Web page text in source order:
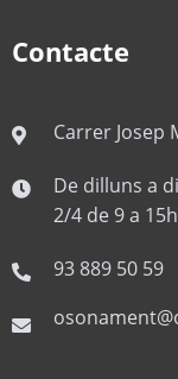
Contacte
Carrer Josep
De dilluns a
2/4 de 9 a
93 889 50 59